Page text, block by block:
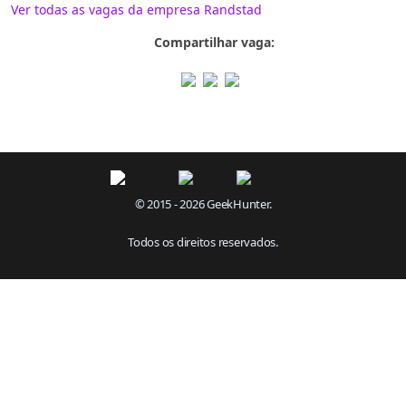
Ver todas as vagas da empresa Randstad
Compartilhar vaga:
© 2015 - 2026 GeekHunter.
Todos os direitos reservados.